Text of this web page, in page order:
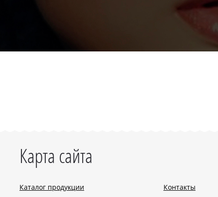
Карта сайта
Каталог продукции Контакты